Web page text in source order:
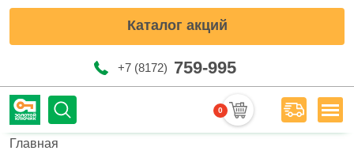
Каталог акций
+7 (8172) 759-995
0 Меню
Строка навигации
Главная